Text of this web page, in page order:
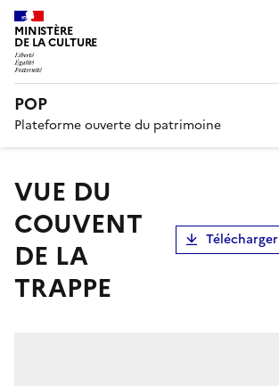
MINISTÈRE
DE LA CULTURE
POP
Plateforme ouverte du patrimoine
VUE DU
COUVENT
DE LA
TRAPPE
Télécharger